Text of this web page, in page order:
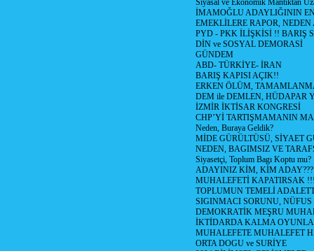
Siyasal ve Ekonomik Mantıktan
İMAMOĞLU ADAYLIĞININ
EMEKLİLERE RAPOR,
PYD - PKK İLİŞKİSİ !! BARIŞ
DİN ve SOSYAL DEMORASİ
GÜNDEM
ABD- TÜRKİYE- İRAN
BARIŞ KAPISI AÇIK!!
ERKEN ÖLÜM,
DEM ile DEMLEN, HÜDAPAR
İZMİR İKTİSAR KONGRESİ
CHP’Yİ TARTIŞMAMANIN
Neden, Buraya Geldik?
MİDE GÜRÜLTÜSÜ, SİYAET
NEDEN, BAGIMSIZ VE
Siyasetçi, Toplum Bagı Koptu mu?
ADAYINIZ KİM, KİM ADAY???
MUHALEFETİ KAPATIRSAK
TOPLUMUN TEMELİ
SIGINMACI SORUNU,
DEMOKRATİK MEŞRU
İKTİDARDA KALMA
MUHALEFETE MUHALEFET
ORTA DOGU ve SURİYE